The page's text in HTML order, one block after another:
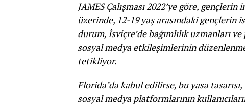
JAMES Çalışması 2022’ye göre,
üzerinde, 12-19 yaş arasındaki gençlerin
durum, İsviçre’de bağımlılık uzmanları
sosyal medya etkileşimlerinin
tetikliyor.
Florida’da kabul edilirse, bu yasa
sosyal medya platformlarının